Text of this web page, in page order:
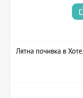
Лятна почивка в